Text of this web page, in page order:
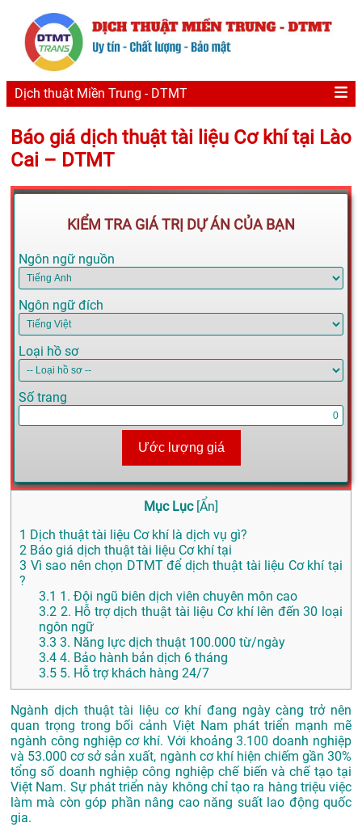
Dịch thuật Miền Trung - DTMT
Báo giá dịch thuật tài liệu Cơ khí tại Lào
Cai – DTMT
KIỂM TRA GIÁ TRỊ DỰ ÁN CỦA BẠN
Ngôn ngữ nguồn
Ngôn ngữ đích
Loại hồ sơ
Số trang
Ước lượng giá
Mục Lục [Ẩn]
1 Dịch thuật tài liệu Cơ khí là dịch vụ gì?
2 Báo giá dịch thuật tài liệu Cơ khí tại
3 Vì sao nên chọn DTMT để dịch thuật tài liệu Cơ khí tại
?
3.1 1. Đội ngũ biên dịch viên chuyên môn cao
3.2 2. Hỗ trợ dịch thuật tài liệu Cơ khí lên đến 30 loại
ngôn ngữ
3.3 3. Năng lực dịch thuật 100.000 từ/ngày
3.4 4. Bảo hành bản dịch 6 tháng
3.5 5. Hỗ trợ khách hàng 24/7
Ngành dịch thuật tài liệu cơ khí đang ngày càng trở nên
quan trọng trong bối cảnh Việt Nam phát triển mạnh mẽ
ngành công nghiệp cơ khí. Với khoảng 3.100 doanh nghiệp
và 53.000 cơ sở sản xuất, ngành cơ khí hiện chiếm gần 30%
tổng số doanh nghiệp công nghiệp chế biến và chế tạo tại
Việt Nam. Sự phát triển này không chỉ tạo ra hàng triệu việc
làm mà còn góp phần nâng cao năng suất lao động quốc
gia.